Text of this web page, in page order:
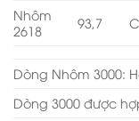
Nhôm
2618
93,7
Dòng Nhôm 3000:
Dòng 3000 được